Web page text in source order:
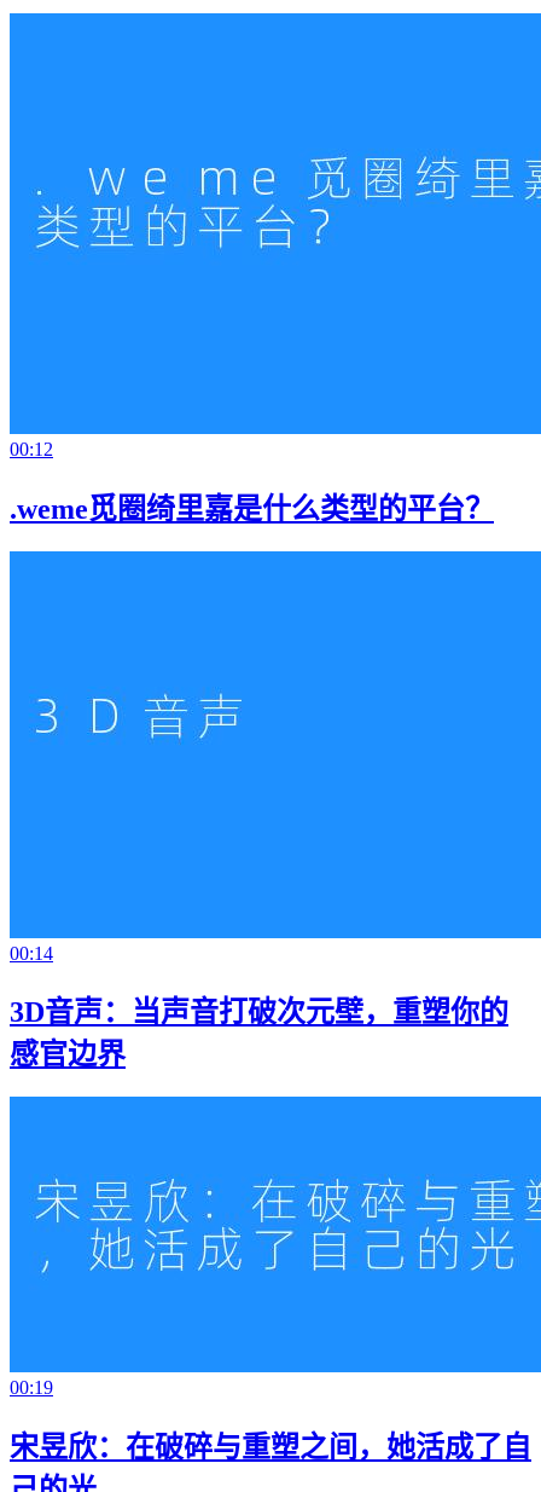
00:12
.weme觅圈绮里嘉是什么类型的平台？
00:14
3D音声：当声音打破次元壁，重塑你的
感官边界
00:19
宋昱欣：在破碎与重塑之间，她活成了自